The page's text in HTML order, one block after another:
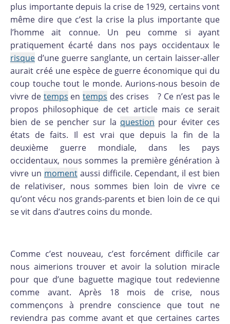
plus importante depuis la crise de 1929, certains vont
même dire que c’est la crise la plus importante que
l’homme ait connue. Un peu comme si ayant
pratiquement écarté dans nos pays occidentaux le
risque d’une guerre sanglante, un certain laisser-aller
aurait créé une espèce de guerre économique qui du
coup touche tout le monde. Aurions-nous besoin de
vivre de temps en temps des crises ? Ce n’est pas le
propos philosophique de cet article mais ce serait
bien de se pencher sur la question pour éviter ces
états de faits. Il est vrai que depuis la fin de la
deuxième guerre mondiale, dans les pays
occidentaux, nous sommes la première génération à
vivre un momentaussi difficile. Cependant, il est bien
de relativiser, nous sommes bien loin de vivre ce
qu’ont vécu nos grands-parents et bien loin de ce qui
se vit dans d’autres coins du monde.
Comme c’est nouveau, c’est forcément difficile car
nous aimerions trouver et avoir la solution miracle
pour que d’une baguette magique tout redevienne
comme avant. Après 18 mois de crise, nous
commençons à prendre conscience que tout ne
reviendra pas comme avant et que certaines cartes